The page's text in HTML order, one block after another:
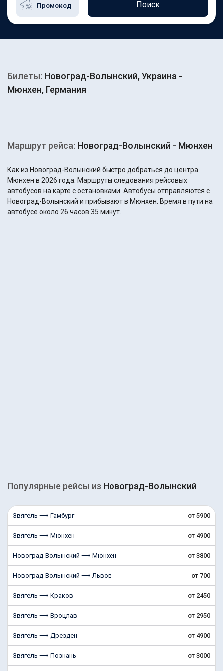
Поиск
Билеты: Новоград-Волынский, Украина -
Мюнхен, Германия
Маршрут рейса: Новоград-Волынский - Мюнхен
Как из Новоград-Волынский быстро добраться до центра
Мюнхен в 2026 года. Маршруты следования рейсовых
автобусов на карте с остановками. Автобусы отправляются с
Новоград-Волынский и прибывают в Мюнхен. Время в пути на
автобусе около 26 часов 35 минут.
Популярные рейсы из Новоград-Волынский
Звягель ⟶ Гамбург от 5900
Звягель ⟶ Мюнхен от 4900
Новоград-Волынский ⟶ Мюнхен от 3800
Новоград-Волынский ⟶ Львов от 700
Звягель ⟶ Краков от 2450
Звягель ⟶ Вроцлав от 2950
Звягель ⟶ Дрезден от 4900
Звягель ⟶ Познань от 3000